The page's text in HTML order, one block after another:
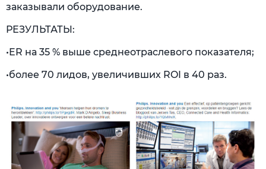
заказывали оборудование.
РЕЗУЛЬТАТЫ:
•ER на 35 % выше среднеотраслевого показателя;
•более 70 лидов, увеличивших ROI в 40 раз.